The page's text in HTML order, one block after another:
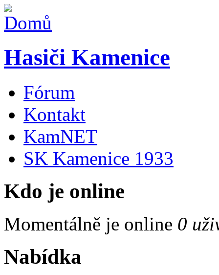
Hasiči Kamenice
Fórum
Kontakt
KamNET
SK Kamenice 1933
Kdo je online
Momentálně je online 0
Nabídka